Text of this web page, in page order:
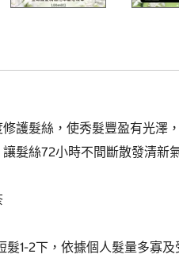
護髮絲，使秀髮豐盈有光澤
髮絲72小時不間斷散發清新
1-2下，依據個人髮量多寡